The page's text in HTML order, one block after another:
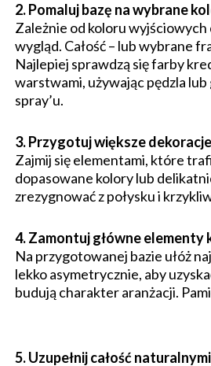
2. Pomaluj bazę na wybrane
Zależnie od koloru
wygląd. Całość – lub wybrane
Najlepiej sprawdzą się farby
warstwami, używając pędzla
spray’u.
3. Przygotuj większe dekoracje
Zajmij się elementami, które
dopasowane kolory lub
zrezygnować z połysku i
4. Zamontuj główne elementy
Na przygotowanej bazie ułóż
lekko asymetrycznie, aby
budują charakter aranżacji.
5. Uzupełnij całość